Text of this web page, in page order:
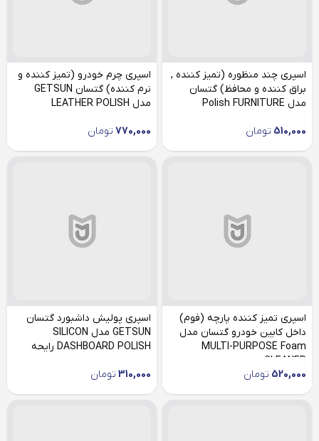
اسپری چند منظوره (تمیز کننده ,
براق کننده و محافظ) گتسان
مدل Polish FURNITURE
510,000 تومان
اسپری چرم خودرو (تمیز کننده و
نرم کننده) گتسان GETSUN
مدل LEATHER POLISH
770,000 تومان
اسپری تمیز کننده پارچه (فوم)
داخل کابین خودرو گتسان مدل
MULTI-PURPOSE Foam
CLEANER
520,000 تومان
اسپری پولیش داشبورد گتسان
GETSUN مدل SILICON
DASHBOARD POLISH رایحه
310,000 تومان